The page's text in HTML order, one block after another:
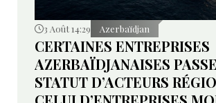
3 Août 14:29 Azerbaïdjan
CERTAINES ENTREPRISES
AZERBAÏDJANAISES
STATUT D’ACTEURS